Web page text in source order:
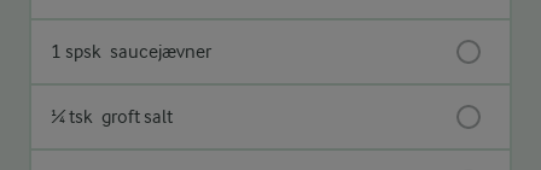
1 spsk saucejævner
¼ tsk groft salt